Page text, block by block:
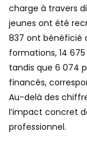
charge à travers
jeunes ont été
837 ont bénéficié
formations, 14
tandis que 6 074
financés,
Au-delà des
l’impact concret
professionnel.